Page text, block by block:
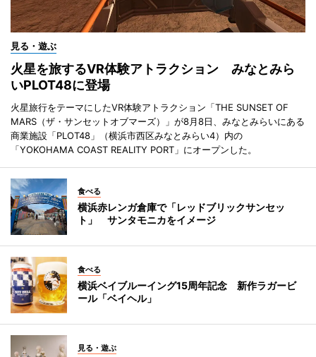
見る・遊ぶ
火星を旅するVR体験アトラクション みなとみら
いPLOT48に登場
火星旅行をテーマにしたVR体験アトラクション「THE SUNSET OF
MARS（ザ・サンセットオブマーズ）」が8月8日、みなとみらいにある
商業施設「PLOT48」（横浜市西区みなとみらい4）内の
「YOKOHAMA COAST REALITY PORT」にオープンした。
食べる
横浜赤レンガ倉庫で「レッドブリックサンセッ
ト」 サンタモニカをイメージ
食べる
横浜ベイブルーイング15周年記念 新作ラガービ
ール「ベイヘル」
見る・遊ぶ